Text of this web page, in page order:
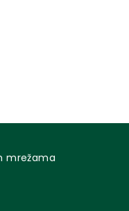
mrežama